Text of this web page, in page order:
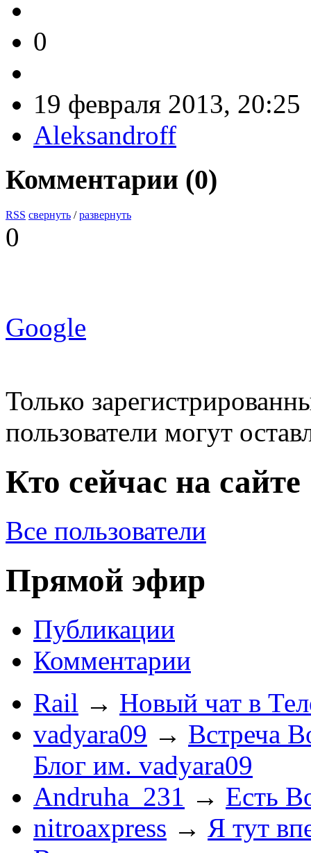
0
19 февраля 2013, 20:25
Aleksandroff
Комментарии (0)
RSS свернуть /развернуть
0
Google
Только
пользователи могут
Кто сейчас на сайте
Все пользователи
Прямой эфир
Публикации
Комментарии
Rail → Новый чат в
vadyara09 → Встреча
Блог им. vadyara09
Andruha_231 → Есть
nitroaxpress → Я тут